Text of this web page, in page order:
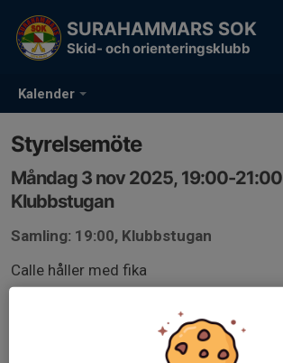
Kalender
SURAHAMMARS SOK
Skid- och orienteringsklubb
Styrelsemöte
Måndag 3 nov 2025, 19:00-21:00
Klubbstugan
Samling: 19:00, Klubbstugan
Calle håller med fika